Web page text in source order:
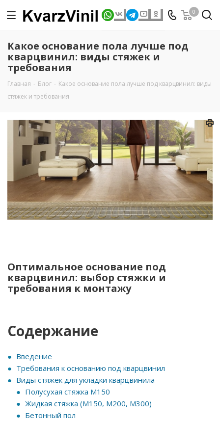
0
Какое основание пола лучше под
кварцвинил: виды стяжек и
требования
Главная - Блог - Какое основание пола лучше под кварцвинил: виды
стяжек и требования
Оптимальное основание под
кварцвинил: выбор стяжки и
требования к монтажу
Содержание
Введение
Требования к основанию под кварцвинил
Виды стяжек для укладки кварцвинила
Полусухая стяжка М150
Жидкая стяжка (М150, М200, М300)
Бетонный пол